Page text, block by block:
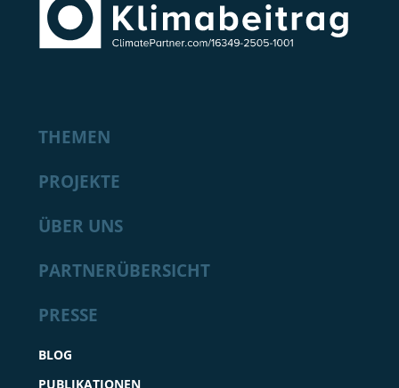
THEMEN
PROJEKTE
ÜBER UNS
PARTNERÜBERSICHT
PRESSE
BLOG
PUBLIKATIONEN